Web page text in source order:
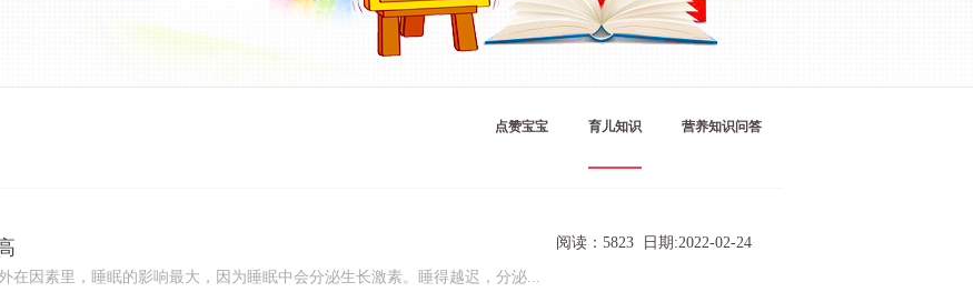
点赞宝宝 育儿知识 营养知识问答
阅读：5823 日期:2022-02-24
在因素里，睡眠的影响最大，因为睡眠中会分泌生长激素。睡得越迟，分泌...